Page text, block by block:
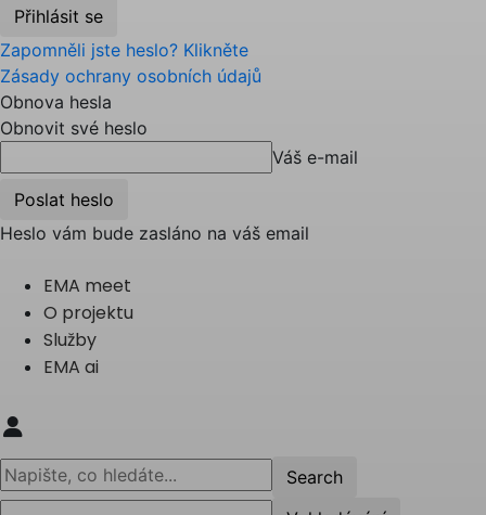
Zapomněli jste heslo? Klikněte
Zásady ochrany osobních údajů
Obnova hesla
Obnovit své heslo
Váš e-mail
Heslo vám bude zasláno na váš email
EMA meet
O projektu
Služby
EMA ai